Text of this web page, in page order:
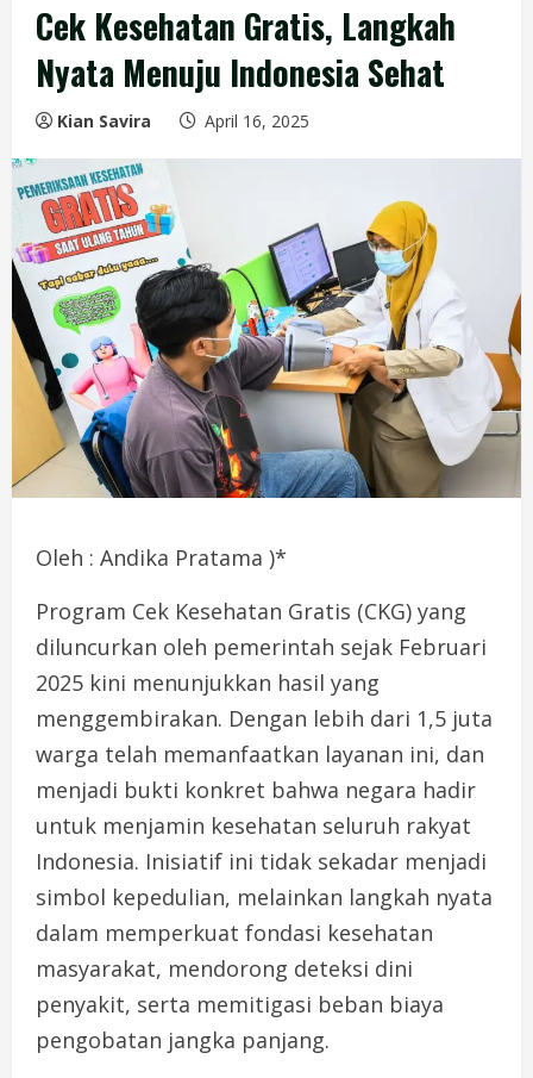
Cek Kesehatan Gratis, Langkah
Nyata Menuju Indonesia Sehat
Kian Savira April 16, 2025
Oleh : Andika Pratama )*
Program Cek Kesehatan Gratis (CKG) yang
diluncurkan oleh pemerintah sejak Februari
2025 kini menunjukkan hasil yang
menggembirakan. Dengan lebih dari 1,5 juta
warga telah memanfaatkan layanan ini, dan
menjadi bukti konkret bahwa negara hadir
untuk menjamin kesehatan seluruh rakyat
Indonesia. Inisiatif ini tidak sekadar menjadi
simbol kepedulian, melainkan langkah nyata
dalam memperkuat fondasi kesehatan
masyarakat, mendorong deteksi dini
penyakit, serta memitigasi beban biaya
pengobatan jangka panjang.